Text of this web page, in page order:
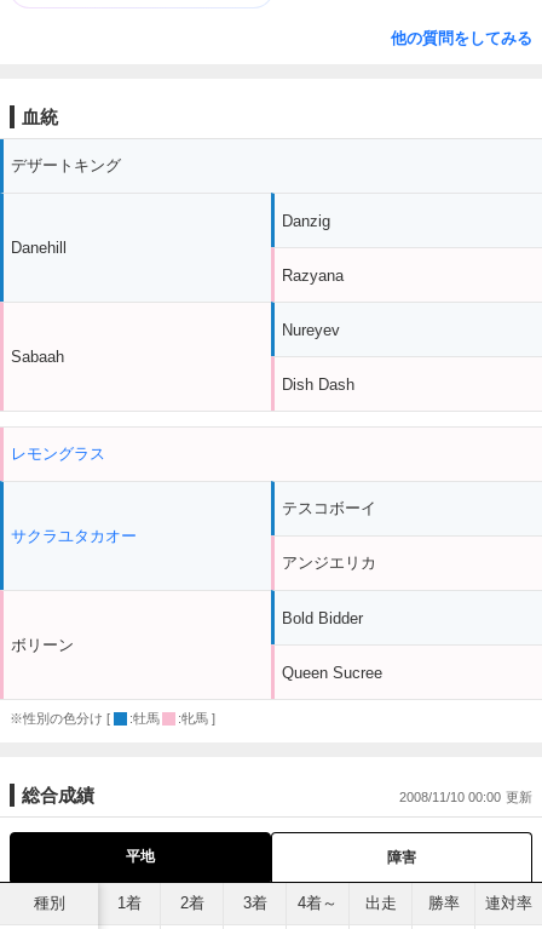
他の質問をしてみる
血統
デザートキング
Danehill
Sabaah
Danzig
Razyana
Nureyev
Dish Dash
レモングラス
サクラユタカオー
ボリーン
テスコボーイ
アンジエリカ
Bold Bidder
Queen Sucree
※性別の色分け [ :牡馬 :牝馬 ]
総合成績 2008/11/10 00:00
平地 障害
種別 1着 2着 3着 4着～ 出走 勝率 連対率